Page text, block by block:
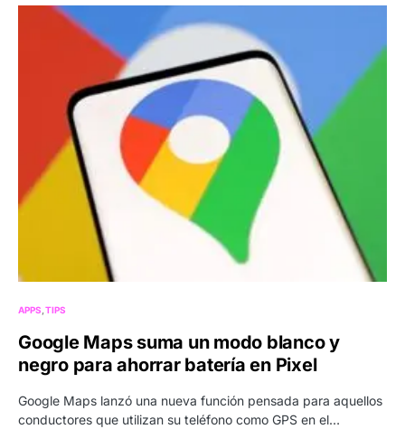
APPS TIPS
Google Maps suma un modo blanco y
negro para ahorrar batería en Pixel
Google Maps lanzó una nueva función pensada para aquellos
conductores que utilizan su teléfono como GPS en el…